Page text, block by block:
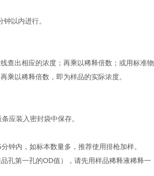
以内进行。
查出相应的浓度；再乘以稀释倍数；或用标准物
乘以稀释倍数，即为样品的实际浓度。
应装入密封袋中保存。
钟内，如标本数量多，推荐使用排枪加样。
孔第一孔的OD值），请先用样品稀释液稀释一